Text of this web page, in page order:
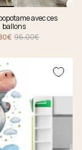
avec ces
ballons
96,00€